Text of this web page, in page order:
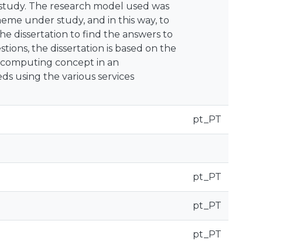
The research model used was
under study, and in this way, to
dissertation to find the answers to
the dissertation is based on the
concept in an
using the various services
pt_PT
pt_PT
pt_PT
pt_PT